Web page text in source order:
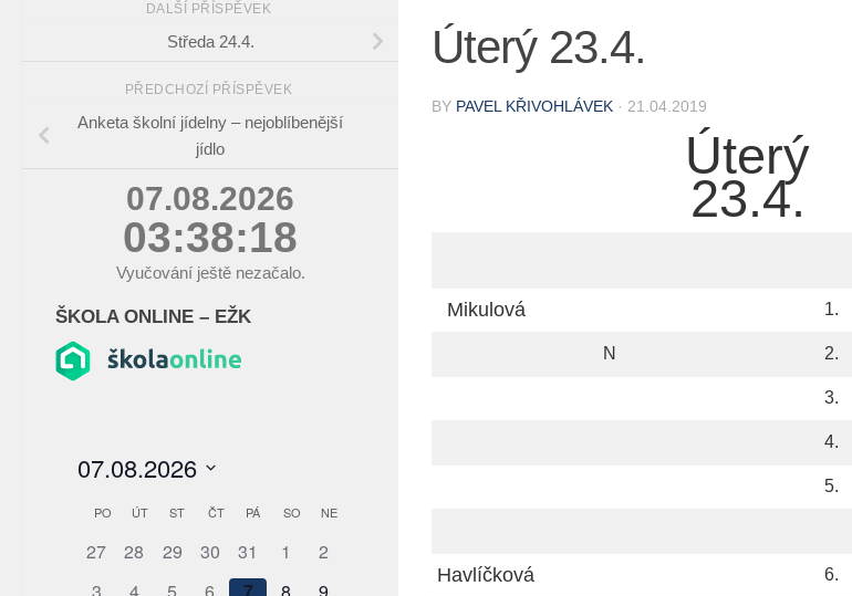
Úterý 23.4.
BY PAVEL KŘIVOHLÁVEK · 21.04.2019
Úterý
23.4.
Mikulová 1.
N 2.
3.
4.
5.
Havlíčková 6.
DALŠÍ PŘÍSPĚVEK
Středa 24.4.
PŘEDCHOZÍ PŘÍSPĚVEK
Anketa školní jídelny – nejoblíbenější
jídlo
07.08.2026
03:38:18
Vyučování ještě nezačalo.
ŠKOLA ONLINE – EŽK